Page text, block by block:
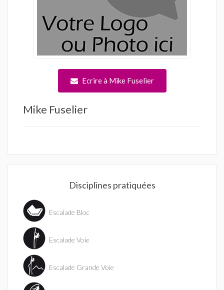
Ecrire à Mike Fuselier
Mike Fuselier
Disciplines pratiquées
Escalade Bloc
Escalade Voie
Escalade Grande Voie